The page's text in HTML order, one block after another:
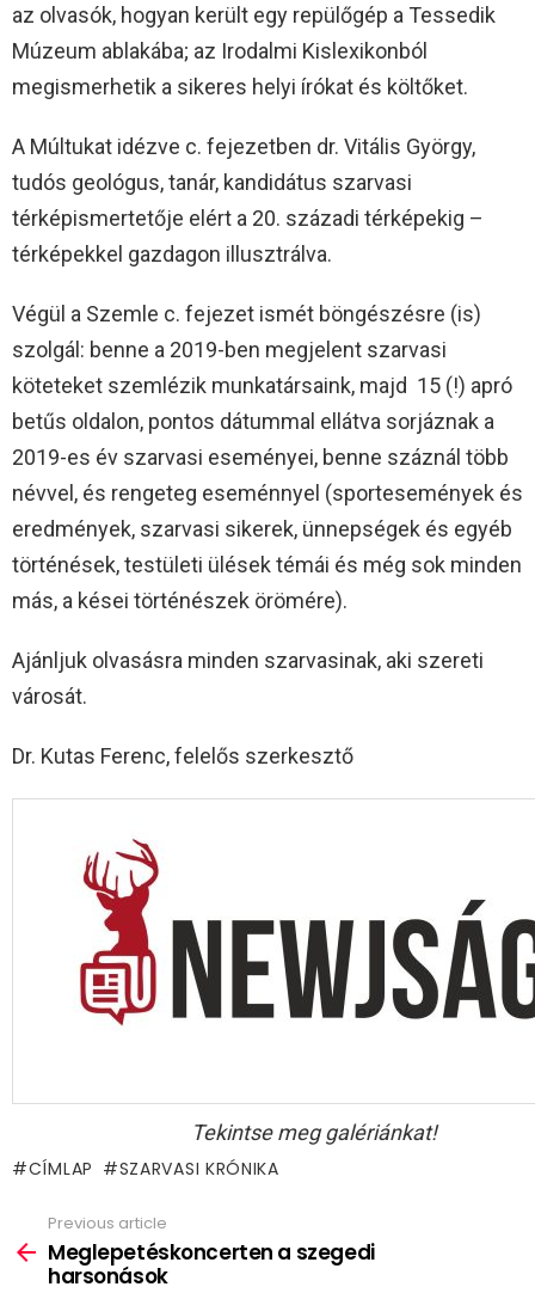
az olvasók, hogyan került egy repülőgép a Tessedik
Múzeum ablakába; az Irodalmi Kislexikonból
megismerhetik a sikeres helyi írókat és költőket.
A Múltukat idézve c. fejezetben dr. Vitális György,
tudós geológus, tanár, kandidátus szarvasi
térképismertetője elért a 20. századi térképekig –
térképekkel gazdagon illusztrálva.
Végül a Szemle c. fejezet ismét böngészésre (is)
szolgál: benne a 2019-ben megjelent szarvasi
köteteket szemlézik munkatársaink, majd 15 (!) apró
betűs oldalon, pontos dátummal ellátva sorjáznak a
2019-es év szarvasi eseményei, benne száznál több
névvel, és rengeteg eseménnyel (sportesemények és
eredmények, szarvasi sikerek, ünnepségek és egyéb
történések, testületi ülések témái és még sok minden
más, a kései történészek örömére).
Ajánljuk olvasásra minden szarvasinak, aki szereti
városát.
Dr. Kutas Ferenc, felelős szerkesztő
Tekintse meg galériánkat!
CÍMLAP SZARVASI KRÓNIKA
more
Previous article
Meglepetéskoncerten a szegedi
harsonások